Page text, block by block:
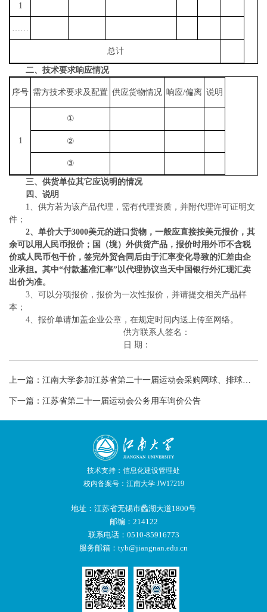
1
总计
二、技术要求响应情况
序号 需方技术要求及配置 供应货物情况 响应/偏离 说明
1
①
②
③
三、供货单位其它应说明的情况
四、说明
1、供方若为该产品代理，需有代理资质，并附代理许可证明文
件；
2、单价大于3000美元的进口货物，一般应直接按美元报价，其
余可以用人民币报价； 国（境）外供货产品，报价时用外币不含税
价或人民币包干价，签完外贸合同后由于汇率变化导致的汇差由企
业承担。其中“付款基准汇率”以代理协议当天中国银行外汇现汇卖
出价为准。
3、可以分项报价，报价为一次性报价，并请提交相关产品样
本；
4、报价单请加盖企业公章，在规定时间内送上传至网络。
供方联系人签名：
日 期：
上一篇： 江南大学参加江苏省第二十一届运动会采购网球、排球、羽毛球器材询价公告
下一篇： 江苏省第二十一届运动会公务用车询价公告
技术支持：信息化建设管理处
校内备案号：江南大学 JW17219
地址：江苏省无锡市蠡湖大道1800号
邮编：214122
联系电话：0510-85916773
服务邮箱：tyb@jiangnan.edu.cn